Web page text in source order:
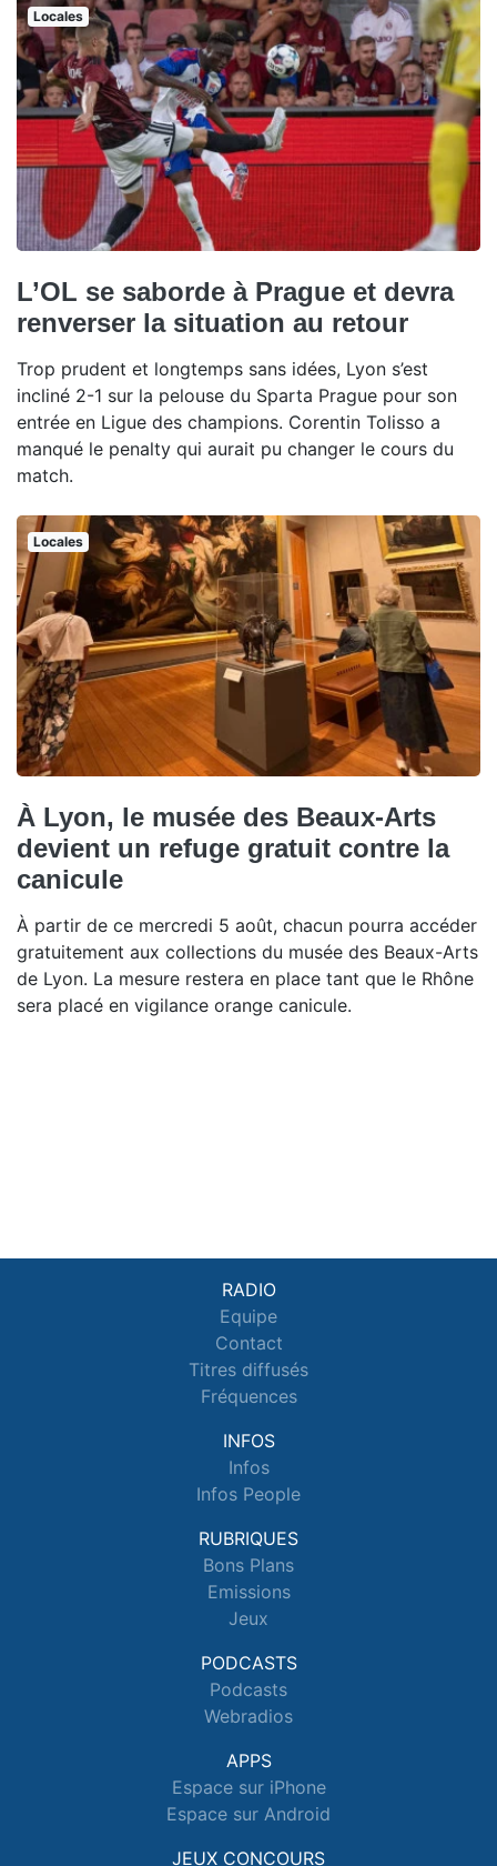
Locales
L’OL se saborde à Prague et devra
renverser la situation au retour
Trop prudent et longtemps sans idées, Lyon s’est
incliné 2-1 sur la pelouse du Sparta Prague pour son
entrée en Ligue des champions. Corentin Tolisso a
manqué le penalty qui aurait pu changer le cours du
match.
Locales
À Lyon, le musée des Beaux-Arts
devient un refuge gratuit contre la
canicule
À partir de ce mercredi 5 août, chacun pourra accéder
gratuitement aux collections du musée des Beaux-Arts
de Lyon. La mesure restera en place tant que le Rhône
sera placé en vigilance orange canicule.
RADIO
Equipe
Contact
Titres diffusés
Fréquences
INFOS
Infos
Infos People
RUBRIQUES
Bons Plans
Emissions
Jeux
PODCASTS
Podcasts
Webradios
APPS
Espace sur iPhone
Espace sur Android
JEUX CONCOURS